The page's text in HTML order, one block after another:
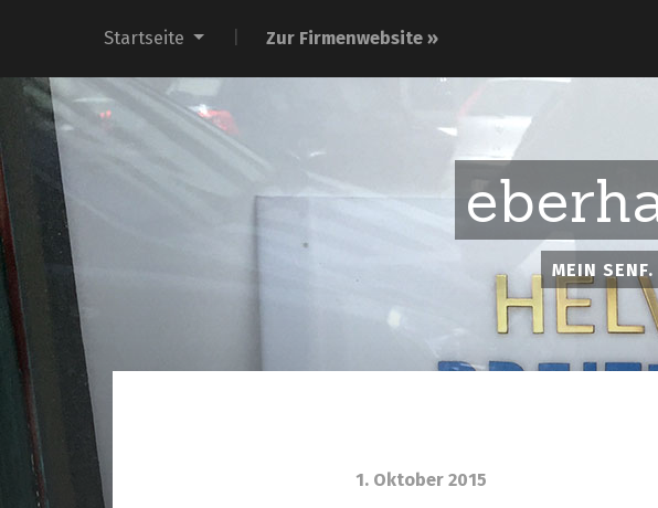
Startseite Zur Firmenwebsite »
MEIN
1. Oktober 2015